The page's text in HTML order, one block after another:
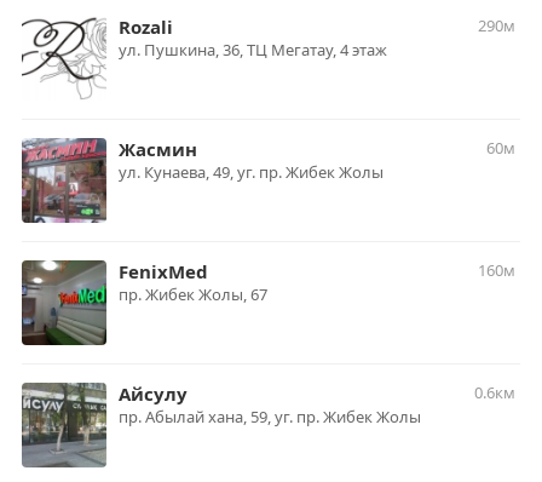
Rozali
290м
ул. Пушкина, 36, ТЦ Мегатау, 4 этаж
Жасмин
60м
ул. Кунаева, 49, уг. пр. Жибек Жолы
FenixMed
160м
пр. Жибек Жолы, 67
Айсулу
0.6км
пр. Абылай хана, 59, уг. пр. Жибек Жолы